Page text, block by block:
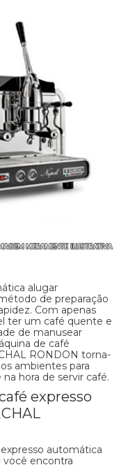
alugar
de preparação
Com apenas
ter um café quente e
de manusear
de café
RONDON torna-
ambientes para
hora de servir café.
expresso
automática
você encontra